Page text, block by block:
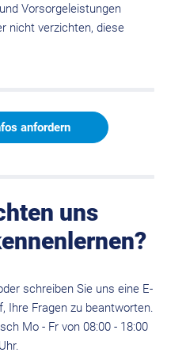
Vorsorgeleistungen
nicht verzichten, diese
anfordern
uns
schreiben Sie uns eine E-
Ihre Fragen zu beantworten.
Mo - Fr von 08:00 - 18:00
Uhr.